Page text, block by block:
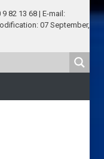
82 13 68 | E-mail:
07 September,